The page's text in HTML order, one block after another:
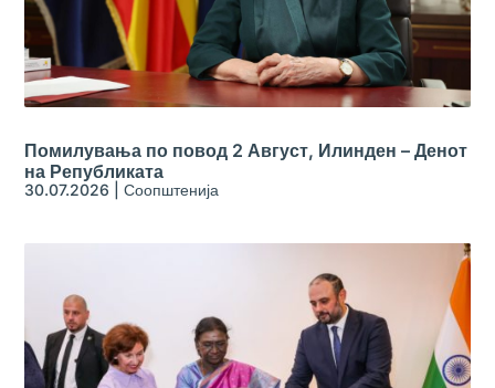
Помилувања по повод 2 Август, Илинден – Денот
на Републиката
30.07.2026 |Соопштенија